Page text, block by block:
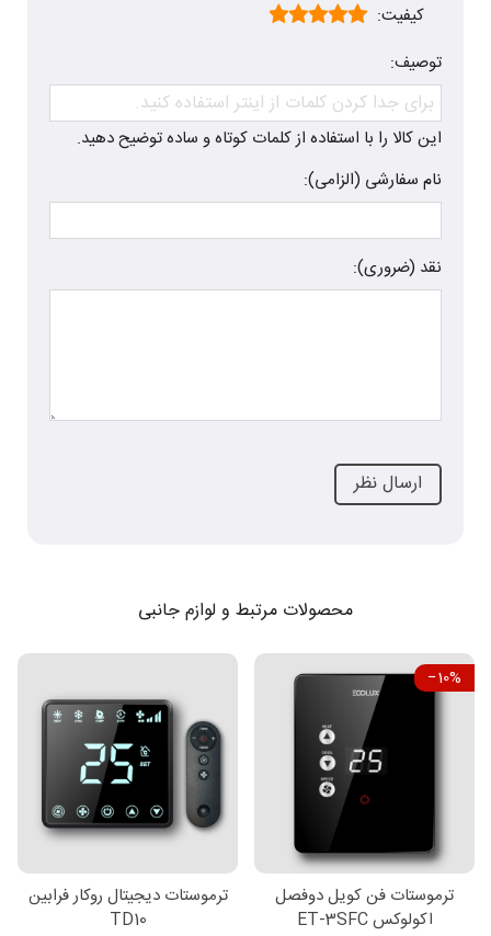
کیفیت:
توصیف:
این کالا را با استفاده از کلمات کوتاه و ساده توضیح دهید.
نام سفارشی (الزامی):
نقد (ضروری):
محصولات مرتبط و لوازم جانبی
‎−10%
ترموستات فن کویل دوفصل
اکولوکس ET-3SFC
ترموستات دیجیتال روکار فرابین
TD10